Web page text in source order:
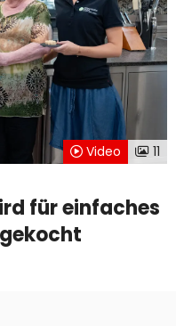
Video 11
für einfaches